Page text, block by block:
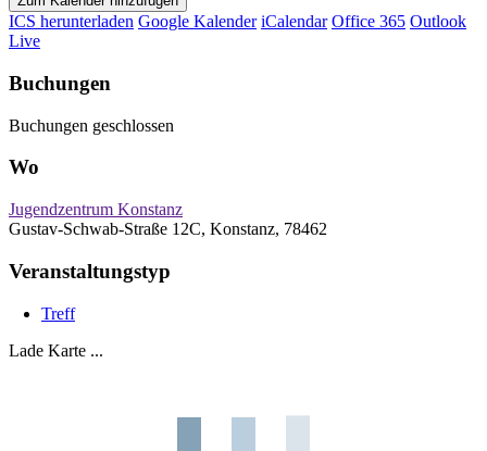
ICS herunterladen Google Kalender iCalendar Office 365 Outlook
Live
Buchungen
Buchungen geschlossen
Wo
Jugendzentrum Konstanz
Gustav-Schwab-Straße 12C, Konstanz, 78462
Veranstaltungstyp
Treff
Lade Karte ...